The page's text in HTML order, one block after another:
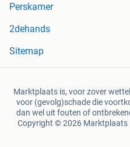
Perskamer
2dehands
Sitemap
Marktplaats is, voor zover
voor (gevolg)schade die
dan wel uit fouten of
Copyright © 2026 Marktplaats